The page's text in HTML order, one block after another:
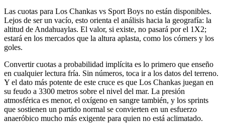
Las cuotas para Los Chankas vs Sport Boys no están disponibles.
Lejos de ser un vacío, esto orienta el análisis hacia la geografía: la
altitud de Andahuaylas. El valor, si existe, no pasará por el 1X2;
estará en los mercados que la altura aplasta, como los córners y los
goles.
Convertir cuotas a probabilidad implícita es lo primero que enseño
en cualquier lectura fría. Sin números, toca ir a los datos del terreno.
Y el dato más potente de este cruce es que Los Chankas juegan en
su feudo a 3300 metros sobre el nivel del mar. La presión
atmosférica es menor, el oxígeno en sangre también, y los sprints
que sostienen un partido normal se convierten en un esfuerzo
anaeróbico mucho más exigente para quien no está aclimatado.